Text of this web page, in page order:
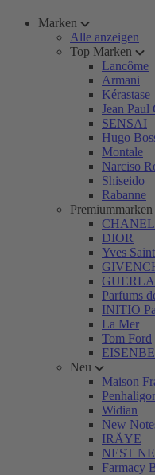
Marken
Alle anzeigen
Top Marken
Lancôme
Armani
Kérastase
Jean Paul
SENSAI
Hugo
Montale
Narciso
Shiseido
Rabanne
Premiummarken
CHANEL
DIOR
Yves
Parfums
INITIO
La Mer
Tom Ford
Neu
Maison
Widian
New
IRÄYE
NEST
Farmacy